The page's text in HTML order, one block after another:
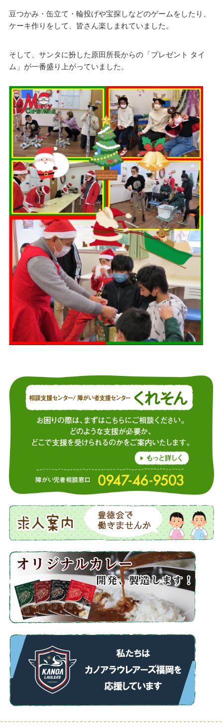
豆つかみ・缶立て・輪投げや宝探しなどのゲームをしたり、
ケーキ作りをして、皆さん楽しまれていました。
そして、サンタに扮した原田所長からの「プレゼント タイ
ム」が一番盛り上がっていました。